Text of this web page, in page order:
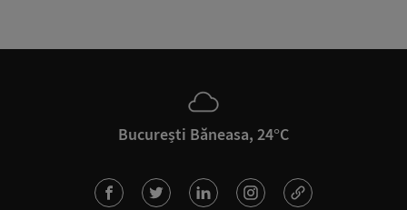
București Băneasa, 24°C